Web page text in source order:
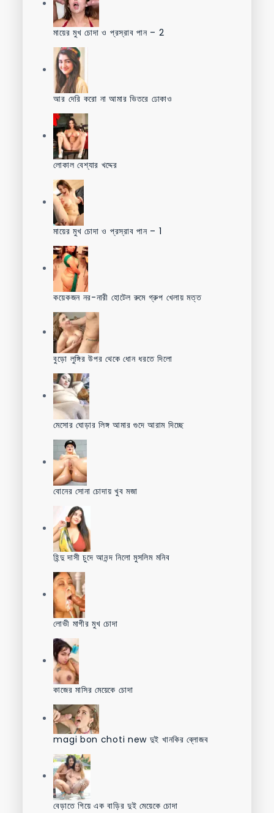
মায়ের মুখ চোদা ও প্রস্রাব পান – 2
আর দেরি করো না আমার ভিতরে ঢোকাও
লোকাল বেশ্যার খদ্দের
মায়ের মুখ চোদা ও প্রস্রাব পান – 1
কয়েকজন নর-নারী হোটেল রুমে গ্রুপ খেলায় মত্ত
বুড়ো লুঙ্গির উপর থেকে ধোন ধরতে দিলো
মেসোর ঘোড়ার লিঙ্গ আমার গুদে আরাম দিচ্ছে
বোনের সোনা চোদায় খুব মজা
হিন্দু দাসী চুদে আনন্দ নিলো মুসলিম মনিব
লোভী মাগীর মুখ চোদা
কাজের মাসির মেয়েকে চোদা
magi bon choti new দুই খানকির ব্লোজব
বেড়াতে গিয়ে এক বাড়ির দুই মেয়েকে চোদা